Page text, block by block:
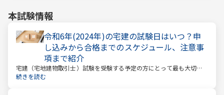
本試験情報
令和6年(2024年)の宅建の試験日はいつ？申
し込みから合格までのスケジュール、注意事
項まで紹介
宅建（宅地建物取引士）試験を受験する予定の方にとって最も大切な
情報は「試験日」です。いつから勉強を始めるか、もう始めているな
続きを読む